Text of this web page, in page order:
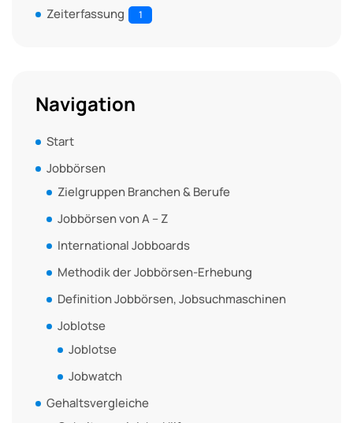
Zeiterfassung 1
Navigation
Start
Jobbörsen
Zielgruppen Branchen & Berufe
Jobbörsen von A – Z
International Jobboards
Methodik der Jobbörsen-Erhebung
Definition Jobbörsen, Jobsuchmaschinen
Joblotse
Joblotse
Jobwatch
Gehaltsvergleiche